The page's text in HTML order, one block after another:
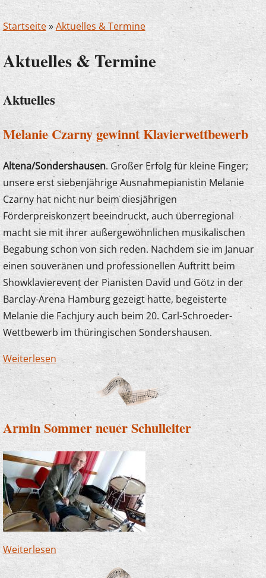
Startseite»Aktuelles & Termine
Aktuelles & Termine
Aktuelles
Melanie Czarny gewinnt Klavierwettbewerb
Altena/Sondershausen. Großer Erfolg für kleine Finger;
unsere erst siebenjährige Ausnahmepianistin Melanie
Czarny hat nicht nur beim diesjährigen
Förderpreiskonzert beeindruckt, auch überregional
macht sie mit ihrer außergewöhnlichen musikalischen
Begabung schon von sich reden. Nachdem sie im Januar
einen souveränen und professionellen Auftritt beim
Showklavierevent der Pianisten David und Götz in der
Barclay-Arena Hamburg gezeigt hatte, begeisterte
Melanie die Fachjury auch beim 20. Carl-Schroeder-
Wettbewerb im thüringischen Sondershausen.
Weiterlesen über Melanie Czarny gewinnt
Klavierwettbewerb
Armin Sommer neuer Schulleiter
Weiterlesen über Armin Sommer neuer Schulleiter